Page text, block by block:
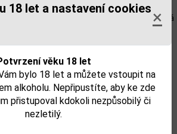
18 let a nastavení cookies×
věku 18 let
bylo 18 let a můžete vstoupit na
alkoholu. Nepřipustíte, aby ke zde
přistupoval kdokoli nezpůsobilý či
nezletilý.
kterými voda protéká a získává z nich
Voda se tak považuje za
„aqua vitae“ (živá
nejkvalitnější líh a ingredience
odeborníků z Kyjevské botanické